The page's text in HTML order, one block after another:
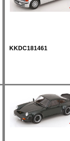
KKDC181461